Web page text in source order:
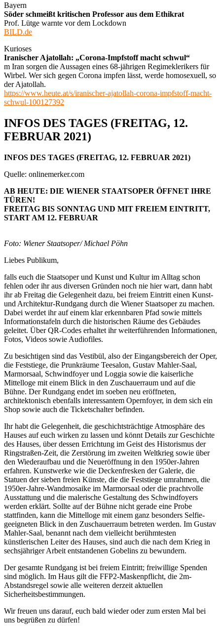
Bayern
Söder schmeißt kritischen Professor aus dem Ethikrat
Prof. Lütge warnte vor dem Lockdown
BILD.de
Kurioses
Iranischer Ajatollah: „Corona-Impfstoff macht schwul“
m Iran sorgen die Aussagen eines 68-jährigen Regimeklerikers für
Wirbel. Wer sich gegen Corona impfen lässt, werde homosexuell, so
der Ajatollah.
https://www.heute.at/s/iranischer-ajatollah-corona-impfstoff-macht-
schwul-100127392
INFOS DES TAGES (FREITAG, 12.
FEBRUAR 2021)
INFOS DES TAGES (FREITAG, 12. FEBRUAR 2021)
Quelle: onlinemerker.com
AB HEUTE: DIE WIENER STAATSOPER ÖFFNET IHRE
TÜREN!
FREITAG BIS SONNTAG UND MIT FREIEM EINTRITT,
START AM 12. FEBRUAR
Foto: Wiener Staatsoper/ Michael Pöhn
Liebes Publikum,
falls euch die Staatsoper und Kunst und Kultur im Alltag schon
fehlen oder ihr aus diversen Gründen noch nie hier wart, dann habt
ihr ab Freitag die Gelegenheit dazu, bei freiem Eintritt einen Kunst-
und Architektur-Rundgang durch die Wiener Staatsoper zu machen.
Dabei werdet ihr auf einem klar erkennbaren Pfad sowie mittels
Informationstafeln durch die historischen Räume des Gebäudes
geleitet. Über QR-Codes erhaltet ihr weiterführenden Informationen,
Fotos, Videos sowie Audiofiles.
Zu besichtigen sind das Vestibül, also der Eingangsbereich der Oper,
die Feststiege, die Prunkräume Teesalon, Gustav Mahler-Saal,
Marmorsaal, Schwindfoyer und Loggia sowie die kaiserliche
Mittelloge mit einem Blick in den Zuschauerraum und auf die
Bühne. Der Rundgang endet im soeben neu eröffneten,
architektonisch ebenfalls interessantem Opernfoyer, in dem sich ein
Shop sowie auch die Ticketschalter befinden.
Ihr habt die Gelegenheit, die geschichtsträchtige Atmosphäre des
Hauses auf euch wirken zu lassen und könnt Details zur Geschichte
des Hauses, über dessen Errichtung im Geist des Historismus der
Ringstraßen-Zeit, die Zerstörung im zweiten Weltkrieg sowie über
den Wiederaufbau und die Neueröffnung in den 1950er-Jahren
erfahren. Kunstwerke wie die Deckenfresken der Galerie, die
Statuen der sieben freien Künste, die die Feststiege umrahmen, die
1950er-Jahre-Wandmosaike im Marmorsaal oder die prachtvolle
Ausstattung und die malerische Gestaltung des Schwindfoyers
werden erklärt. Sollte auf der Bühne nicht gerade eine Probe
stattfinden, kann die Mittelloge mit einem ganz besonders Selfie-
geeigneten Blick in den Zuschauerraum betreten werden. Im Gustav
Mahler-Saal, benannt nach dem vielleicht berühmtesten
künstlerischen Leiter des Hauses, sind auch die nach dem Krieg in
sechsjähriger Arbeit entstandenen Gobelins zu bewundern.
Der gesamte Rundgang ist bei freiem Eintritt; freiwillige Spenden
sind möglich. Im Haus gilt die FFP2-Maskenpflicht, die 2m-
Abstandsregel sowie alle weiteren derzeit aktuellen
Sicherheitsbestimmungen.
Wir freuen uns darauf, euch bald wieder oder zum ersten Mal bei
uns begrüßen zu dürfen!